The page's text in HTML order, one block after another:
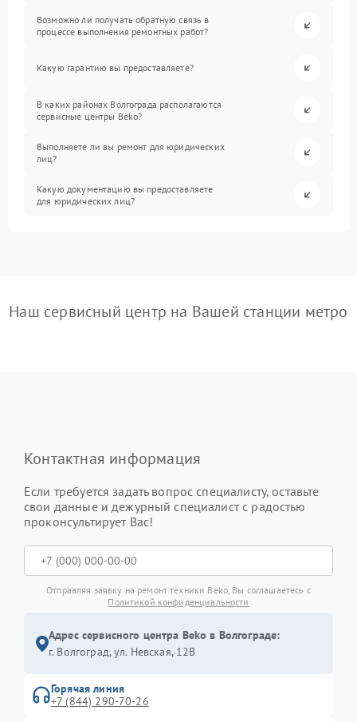
Возможно ли получать обратную связь в
процессе выполнения ремонтных работ?
Какую гарантию вы предоставляете?
В каких районах Волгограда располагаются
сервисные центры Beko?
Выполняете ли вы ремонт для юридических
лиц?
Какую документацию вы предоставляете
для юридических лиц?
Наш сервисный центр на Вашей станции метро
Контактная информация
Если требуется задать вопрос специалисту, оставьте
свои данные и дежурный специалист с радостью
проконсультирует Вас!
Отправляя заявку на ремонт техники Beko, Вы соглашаетесь с
Политикой конфиденциальности
Адрес сервисного центра Beko в Волгограде:
г. Волгоград, ул. Невская, 12В
Горячая линия
+7 (844) 290-70-26